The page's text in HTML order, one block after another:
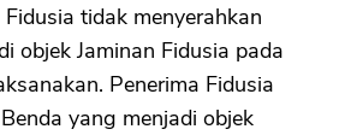
tidak menyerahkan
objek Jaminan Fidusia pada
Penerima Fidusia
yang menjadi objek